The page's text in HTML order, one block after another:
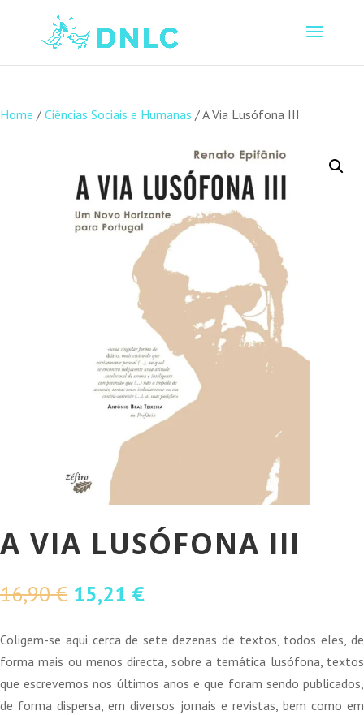
Home / Ciências Sociais e Humanas / A Via Lusófona III
A VIA LUSÓFONA III
16,90€ O
original
era:
16,90 €.
15,21 €O
atual
é:
15,21 €.
Coligem-se aqui cerca de sete dezenas de textos, todos eles, de
forma mais ou menos directa, sobre a temática lusófona, textos
que escrevemos nos últimos anos e que foram sendo publicados,
de forma dispersa, em diversos jornais e revistas, bem como em